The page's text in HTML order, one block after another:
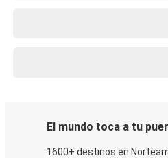
El mundo toca a tu
1600+ destinos en